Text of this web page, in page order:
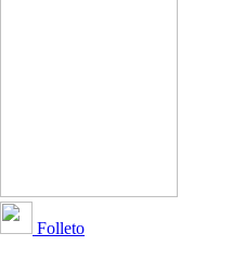
Folleto